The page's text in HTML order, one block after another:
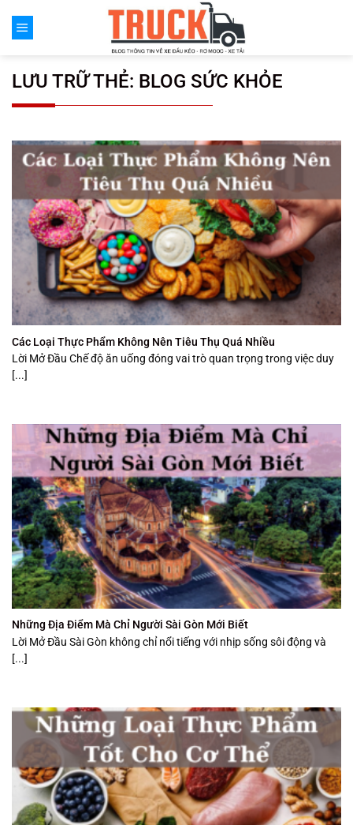
đến
LƯU TRỮ THẺ: BLOG SỨC KHỎE
Các Loại Thực Phẩm Không Nên Tiêu Thụ Quá Nhiều
Lời Mở Đầu Chế độ ăn uống đóng vai trò quan trọng trong việc duy
[...]
Những Địa Điểm Mà Chỉ Người Sài Gòn Mới Biết
Lời Mở Đầu Sài Gòn không chỉ nổi tiếng với nhịp sống sôi động và
[...]